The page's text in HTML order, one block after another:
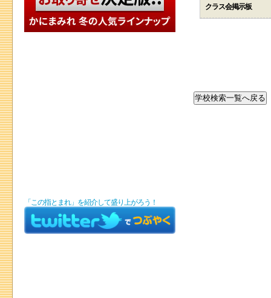
クラス会掲示板
「この指とまれ」を紹介して盛り上がろう！